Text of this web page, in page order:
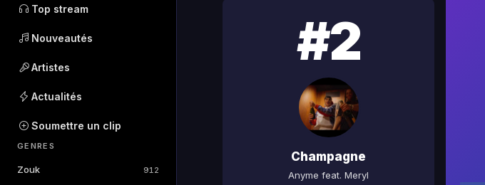
Top stream
Nouveautés
Artistes
Actualités
Soumettre un clip
GENRES
Zouk 912
#2
Champagne
Anyme feat. Meryl